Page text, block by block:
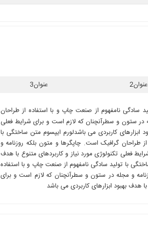
عنوان2 عنوان3
سادگی نامفهوم از صنعت چاپ و با استفاده از طراحان
در ستون و سطرآنچنان که لازم است و برای شرایط فعلی
ابزارهای کاربردی می باشدلورم ایپسوم متن ساختگی با
طراحان گرافیک است. چاپگرها و متون بلکه روزنامه و
فعلی تکنولوژی مورد نیاز و کاربردهای متنوع با هدف
با تولید سادگی نامفهوم از صنعت چاپ و با استفاده
و مجله در ستون و سطرآنچنان که لازم است و برای
هدف بهبود ابزارهای کاربردی می باشد